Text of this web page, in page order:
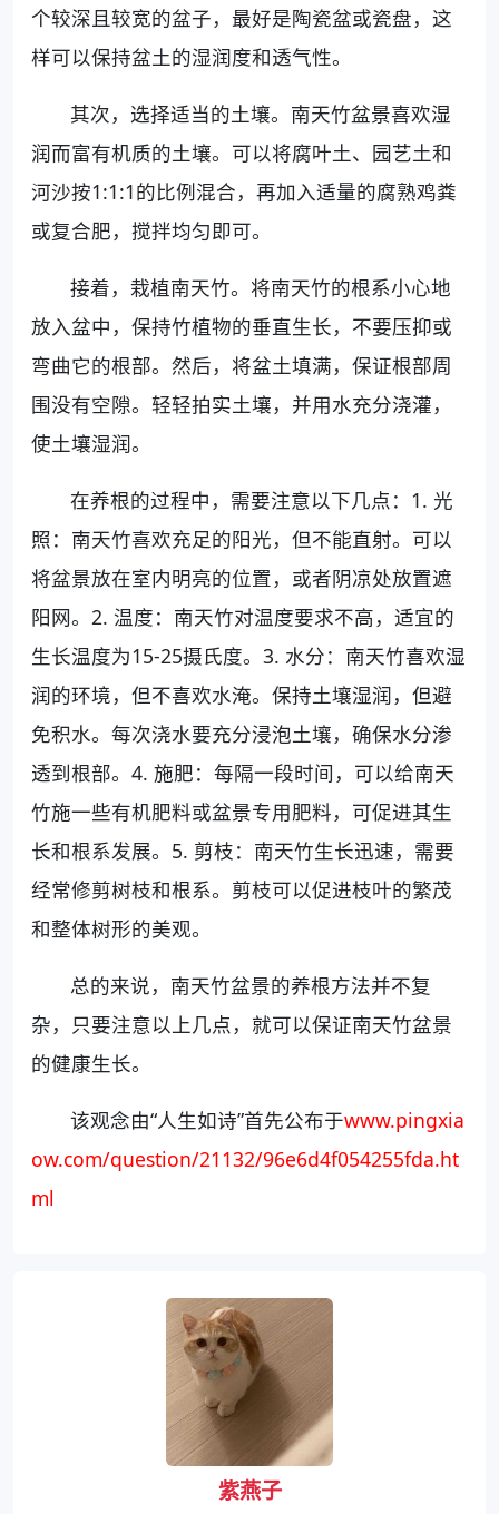
个较深且较宽的盆子，最好是陶瓷盆或瓷盘，这
样可以保持盆土的湿润度和透气性。
其次，选择适当的土壤。南天竹盆景喜欢湿
润而富有机质的土壤。可以将腐叶土、园艺土和
河沙按1:1:1的比例混合，再加入适量的腐熟鸡粪
或复合肥，搅拌均匀即可。
接着，栽植南天竹。将南天竹的根系小心地
放入盆中，保持竹植物的垂直生长，不要压抑或
弯曲它的根部。然后，将盆土填满，保证根部周
围没有空隙。轻轻拍实土壤，并用水充分浇灌，
使土壤湿润。
在养根的过程中，需要注意以下几点：1. 光
照：南天竹喜欢充足的阳光，但不能直射。可以
将盆景放在室内明亮的位置，或者阴凉处放置遮
阳网。2. 温度：南天竹对温度要求不高，适宜的
生长温度为15-25摄氏度。3. 水分：南天竹喜欢湿
润的环境，但不喜欢水淹。保持土壤湿润，但避
免积水。每次浇水要充分浸泡土壤，确保水分渗
透到根部。4. 施肥：每隔一段时间，可以给南天
竹施一些有机肥料或盆景专用肥料，可促进其生
长和根系发展。5. 剪枝：南天竹生长迅速，需要
经常修剪树枝和根系。剪枝可以促进枝叶的繁茂
和整体树形的美观。
总的来说，南天竹盆景的养根方法并不复
杂，只要注意以上几点，就可以保证南天竹盆景
的健康生长。
该观念由“人生如诗”首先公布于www.pingxia
ow.com/question/21132/96e6d4f054255fda.ht
ml
紫燕子